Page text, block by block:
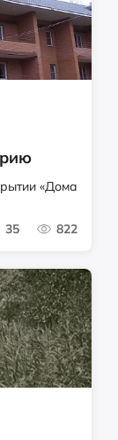
«Дома
35 822